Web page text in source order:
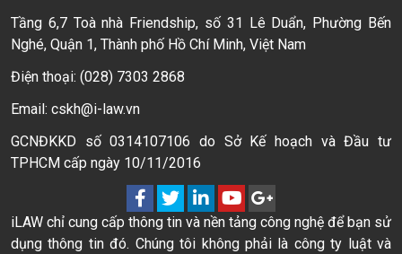
Tầng 6,7 Toà nhà Friendship, số 31 Lê Duẩn, Phường Bến
Nghé, Quận 1, Thành phố Hồ Chí Minh, Việt Nam
Điện thoại: (028) 7303 2868
Email: cskh@i-law.vn
GCNĐKKD số 0314107106 do Sở Kế hoạch và Đầu tư
TPHCM cấp ngày 10/11/2016
iLAW chỉ cung cấp thông tin và nền tảng công nghệ để bạn sử
dụng thông tin đó. Chúng tôi không phải là công ty luật và